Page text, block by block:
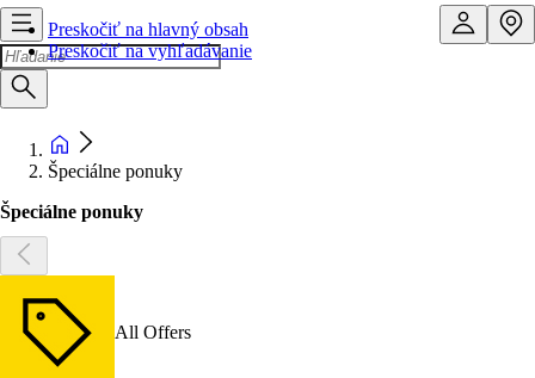
Preskočiť na hlavný obsah
Preskočiť na vyhľadávanie
Špeciálne ponuky
Špeciálne ponuky
All Offers